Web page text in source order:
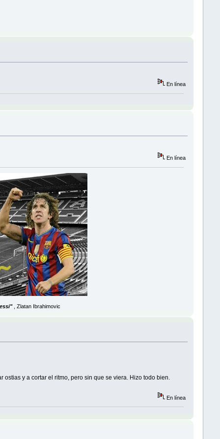
En línea
En línea
, Zlatan Ibrahimovic
y a cortar el ritmo, pero sin que se viera. Hizo todo bien.
En línea